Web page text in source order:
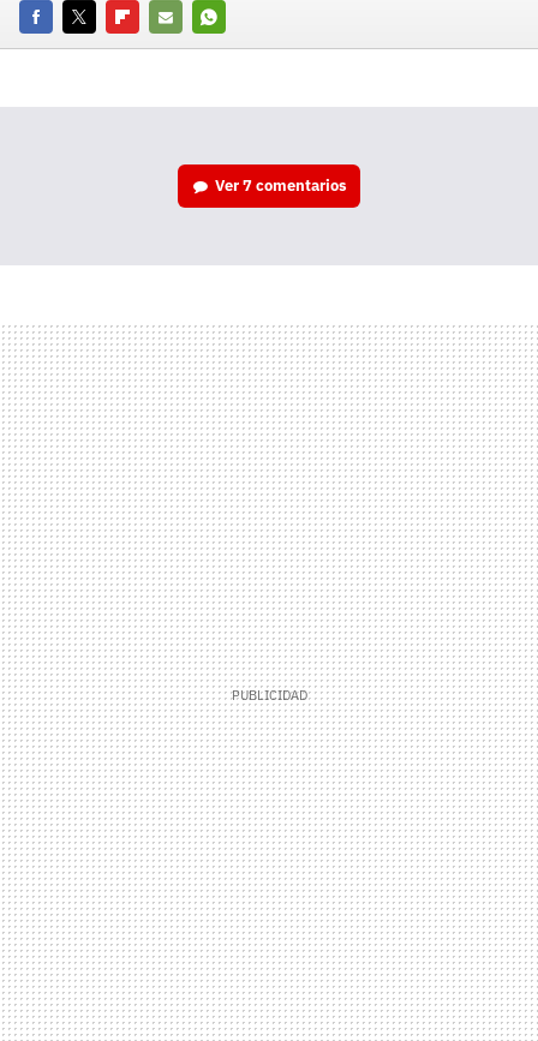
FacebookTwitterFlipboard
E-
Whatsapp
Ver7 comentarios